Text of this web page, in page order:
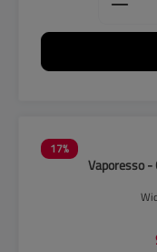
17%
Vaporesso -